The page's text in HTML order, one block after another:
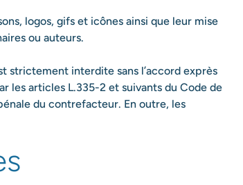
logos, gifs et icônes ainsi que leur mise
ou auteurs.
strictement interdite sans l’accord exprès
les articles L.335-2 et suivants du Code de
du contrefacteur. En outre, les